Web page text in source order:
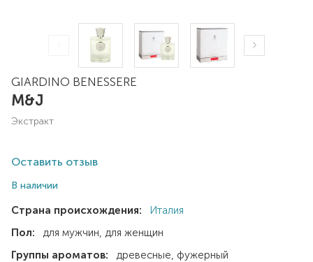
GIARDINO BENESSERE
M&J
экстракт
Оставить отзыв
В наличии
Страна происхождения:
Италия
Пол:
для мужчин для женщин
Группы ароматов:
древесные фужерный